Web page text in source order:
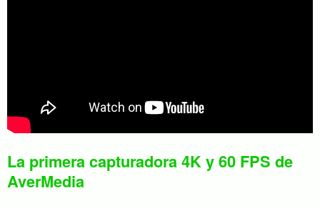
La primera capturadora 4K y 60 FPS de
AverMedia